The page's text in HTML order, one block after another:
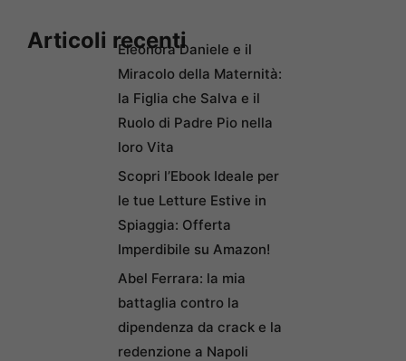
Articoli recentiEleonora Daniele e il
Miracolo della Maternità:
la Figlia che Salva e il
Ruolo di Padre Pio nella
loro Vita
Scopri l’Ebook Ideale per
le tue Letture Estive in
Spiaggia: Offerta
Imperdibile su Amazon!
Abel Ferrara: la mia
battaglia contro la
dipendenza da crack e la
redenzione a Napoli